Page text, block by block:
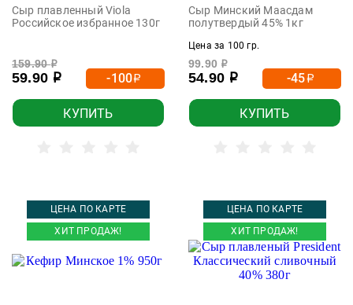
Сыр плавленный Viola
Российское избранное 130г
159.90р
59.90 р -100р
КУПИТЬ
Сыр Минский Маасдам
полутвердый 45% 1кг
Цена за 100 гр.
99.90 р
54.90 р -45р
КУПИТЬ
ЦЕНА ПО КАРТЕ
ХИТ ПРОДАЖ!
ЦЕНА ПО КАРТЕ
ХИТ ПРОДАЖ!